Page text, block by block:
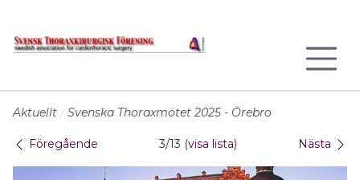
Aktuellt Svenska Thoraxmötet 2025 - Örebro
Föregående 3/13 (visa lista) Nästa